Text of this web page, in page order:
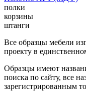
полки
корзины
штанги
Все образцы мебели
проекту в
Образцы имеют
поиска по сайту, все
зарегистрированным